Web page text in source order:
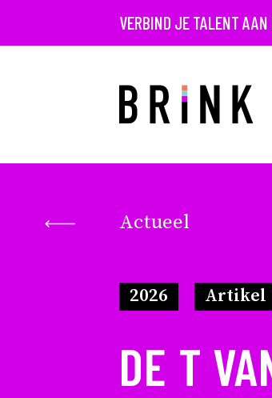
VERBIND JE TALENT AAN
Actueel
2026 Artikel
DE T